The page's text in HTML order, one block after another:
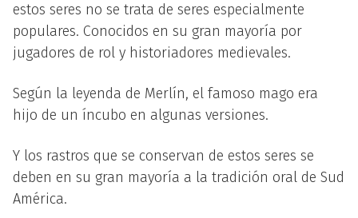
estos seres no se trata de seres especialmente
populares. Conocidos en su gran mayoría por
jugadores de rol y historiadores medievales.
Según la leyenda de Merlín, el famoso mago era
hijo de un íncubo en algunas versiones.
Y los rastros que se conservan de estos seres se
deben en su gran mayoría a la tradición oral de Sud
América.